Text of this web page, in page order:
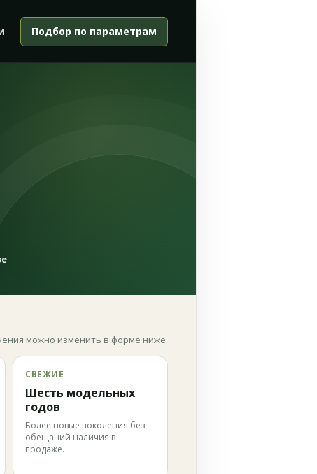
Подбор по параметрам
можно изменить в форме ниже.
СВЕЖИЕ
Шесть модельных
годов
Более новые поколения без
обещаний наличия в
продаже.